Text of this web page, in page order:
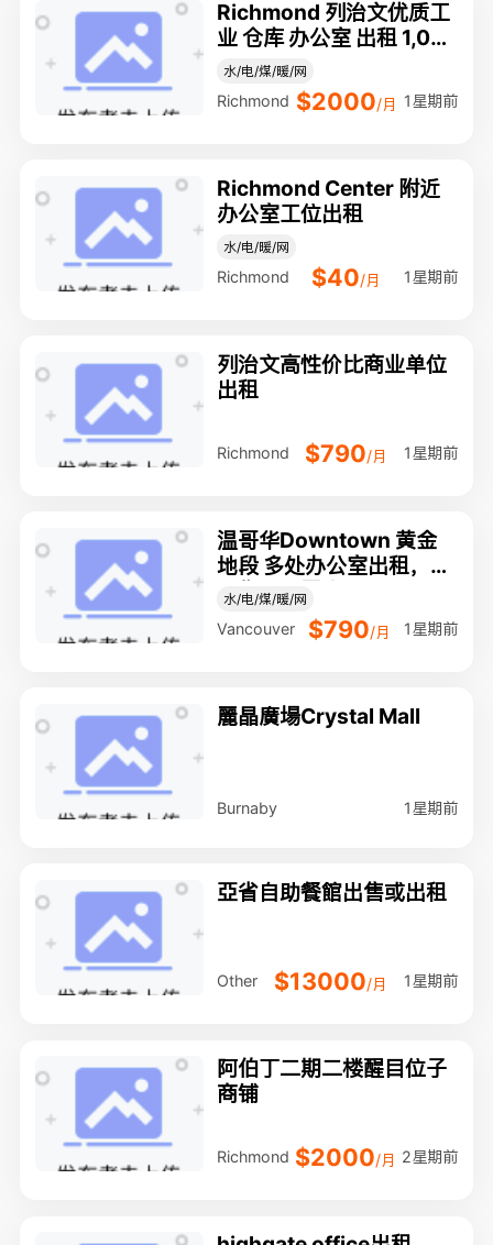
Richmond 列治文优质工
业 仓库 办公室 出租 1,00
0 sf
水/电/煤/暖/网
Richmond $2000/月 1星期前
Richmond Center 附近
办公室工位出租
水/电/暖/网
Richmond $40/月 1星期前
列治文高性价比商业单位
出租
Richmond $790/月 1星期前
温哥华Downtown 黄金
地段 多处办公室出租，满
足您不同需求
水/电/煤/暖/网
Vancouver $790/月 1星期前
麗晶廣場Crystal Mall
Burnaby 1星期前
亞省自助餐館出售或出租
Other $13000/月 1星期前
阿伯丁二期二楼醒目位子
商铺
Richmond $2000/月 2星期前